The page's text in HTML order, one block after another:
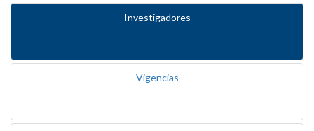
Investigadores
Vigencias